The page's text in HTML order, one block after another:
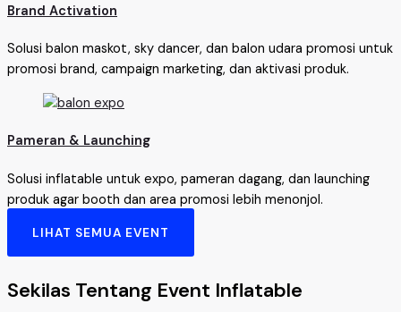
Brand Activation
Solusi balon maskot, sky dancer, dan balon udara promosi untuk
promosi brand, campaign marketing, dan aktivasi produk.
Pameran & Launching
Solusi inflatable untuk expo, pameran dagang, dan launching
produk agar booth dan area promosi lebih menonjol.
LIHAT SEMUA EVENT
Sekilas Tentang Event Inflatable